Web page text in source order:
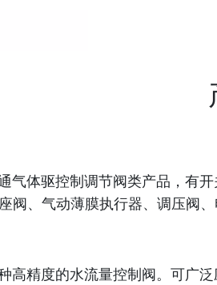
气体驱控制调节阀类产品，有
阀、气动薄膜执行器、调压阀
高精度的水流量控制阀。可广